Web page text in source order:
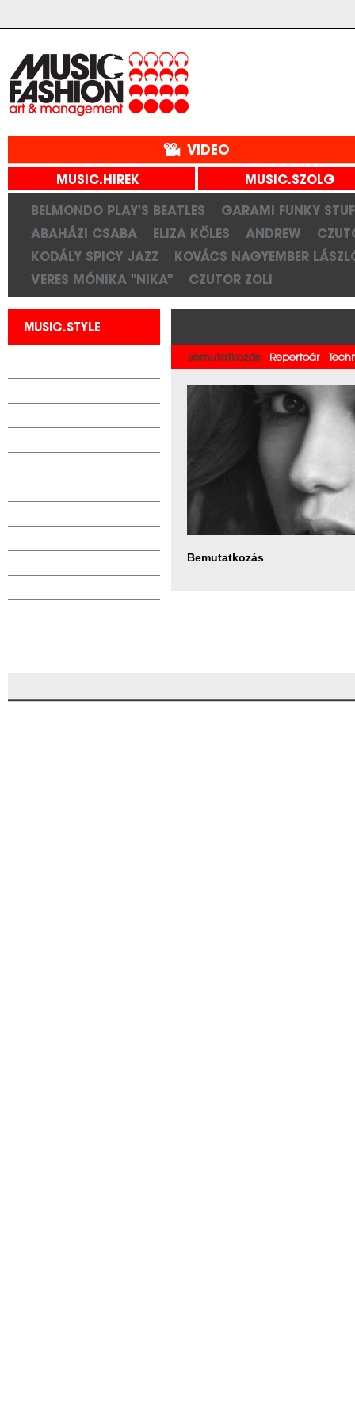
VIDEO
MUSIC.HIREK MUSIC.SZOLG
BELMONDO PLAY'S BEATLES
GARAMI FUNKY
ABAHÁZI CSABA
ELIZA KÖLES ANDREW
KODÁLY SPICY JAZZ
KOVÁCS NAGYEMBER
VERES MÓNIKA "NIKA"
CZUTOR ZOLI
MUSIC.STYLE
Bemutatkozás Repertoár
Bemutatkozás